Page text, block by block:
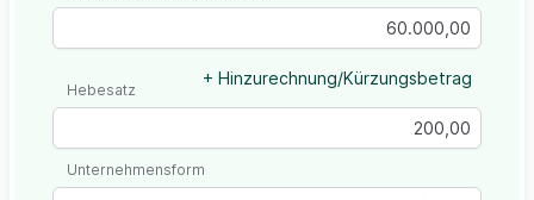
+ Hinzurechnung/Kürzungsbetrag
Hebesatz
Unternehmensform